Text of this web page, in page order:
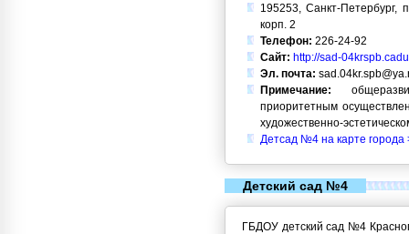
195253, Санкт-Петербург,
корп. 2
Телефон: 226-24-92
Сайт: http://sad-
Эл. почта:
Примечание:
приоритетным
художественно-
Детсад №4 на карте города
Детский сад №4
ГБДОУ детский сад №4